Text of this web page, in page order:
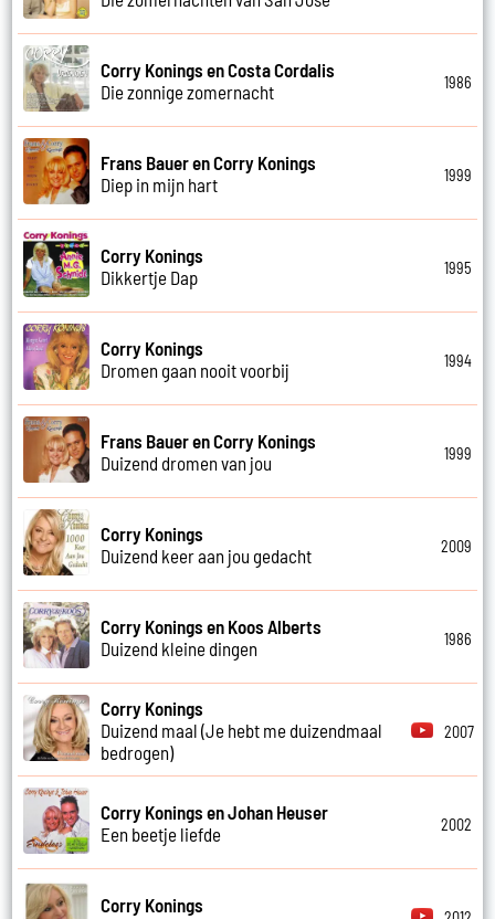
Corry Konings en Costa Cordalis
Die zonnige zomernacht
1986
Frans Bauer en Corry Konings
Diep in mijn hart
1999
Corry Konings
Dikkertje Dap
1995
Corry Konings
Dromen gaan nooit voorbij
1994
Frans Bauer en Corry Konings
Duizend dromen van jou
1999
Corry Konings
Duizend keer aan jou gedacht
2009
Corry Konings en Koos Alberts
Duizend kleine dingen
1986
Corry Konings
Duizend maal (Je hebt me duizendmaal
bedrogen)
2007
Corry Konings en Johan Heuser
Een beetje liefde
2002
Corry Konings